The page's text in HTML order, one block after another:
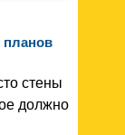
планов
стены
должно